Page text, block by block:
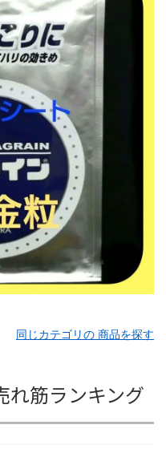
同じカテゴリの 商品を探す
れ筋ランキング